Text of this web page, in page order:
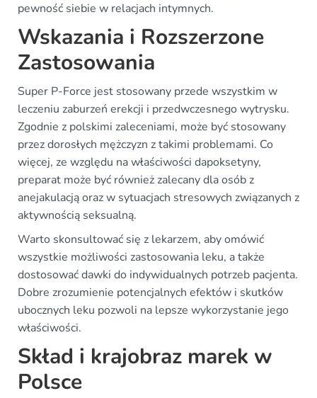
pewność siebie w relacjach intymnych.
Wskazania i Rozszerzone
Zastosowania
Super P-Force jest stosowany przede wszystkim w
leczeniu zaburzeń erekcji i przedwczesnego wytrysku.
Zgodnie z polskimi zaleceniami, może być stosowany
przez dorosłych mężczyzn z takimi problemami. Co
więcej, ze względu na właściwości dapoksetyny,
preparat może być również zalecany dla osób z
anejakulacją oraz w sytuacjach stresowych związanych z
aktywnością seksualną.
Warto skonsultować się z lekarzem, aby omówić
wszystkie możliwości zastosowania leku, a także
dostosować dawki do indywidualnych potrzeb pacjenta.
Dobre zrozumienie potencjalnych efektów i skutków
ubocznych leku pozwoli na lepsze wykorzystanie jego
właściwości.
Skład i krajobraz marek w
Polsce